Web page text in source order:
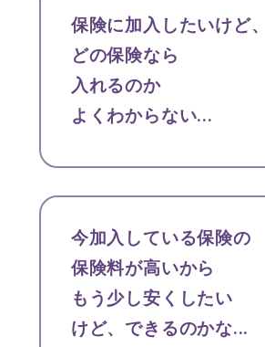
保険に加入したいけど、
どの保険なら
入れるのか
よくわからない...
今加入している保険の
保険料が高いから
もう少し安くしたい
けど、できるのかな...